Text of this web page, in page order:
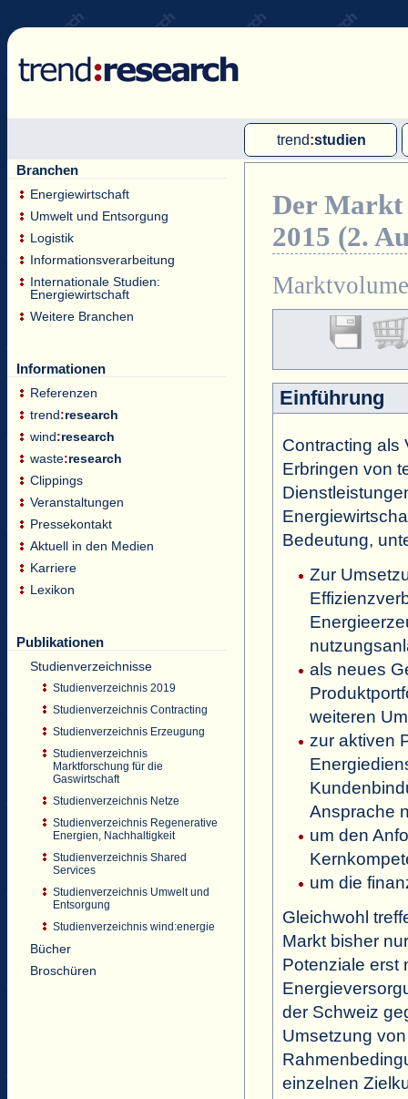
trend:studien
Single-Client-Studien
Internationale Markt Reports
Branchen
Energiewirtschaft
Umwelt und Entsorgung
Logistik
Informationsverarbeitung
Internationale Studien:
Energiewirtschaft
Weitere Branchen
Informationen
Referenzen
trend:research
wind:research
waste:research
Clippings
Veranstaltungen
Pressekontakt
Aktuell in den Medien
Karriere
Lexikon
Publikationen
Studienverzeichnisse
Studienverzeichnis 2019
Studienverzeichnis Contracting
Studienverzeichnis Erzeugung
Studienverzeichnis
Marktforschung für die
Gaswirtschaft
Studienverzeichnis Netze
Studienverzeichnis Regenerative
Energien, Nachhaltigkeit
Studienverzeichnis Shared
Services
Studienverzeichnis Umwelt und
Entsorgung
Studienverzeichnis wind:energie
Bücher
Broschüren
Der Markt
2015 (2.
Einführung
Contracting als
Erbringen von
Bedeutung,
Zur
als neues
weiteren
zur aktiven
Ansprache
um den
um die
Gleichwohl
Markt bisher
Potenziale erst
der Schweiz
Umsetzung
einzelnen